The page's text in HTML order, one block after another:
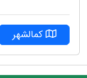
کمالشهر